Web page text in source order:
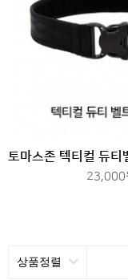
23,000
상품정렬